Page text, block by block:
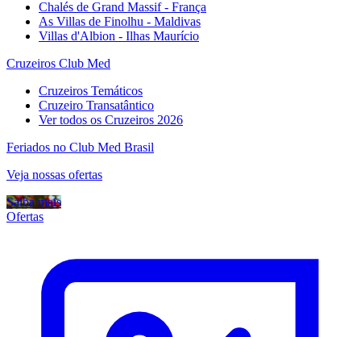
Chalés de Grand Massif - França
As Villas de Finolhu - Maldivas
Villas d'Albion - Ilhas Maurício
Cruzeiros Club Med
Cruzeiros Temáticos
Cruzeiro Transatântico
Ver todos os Cruzeiros 2026
Feriados no Club Med Brasil
Veja nossas ofertas
Saiba mais
Ofertas